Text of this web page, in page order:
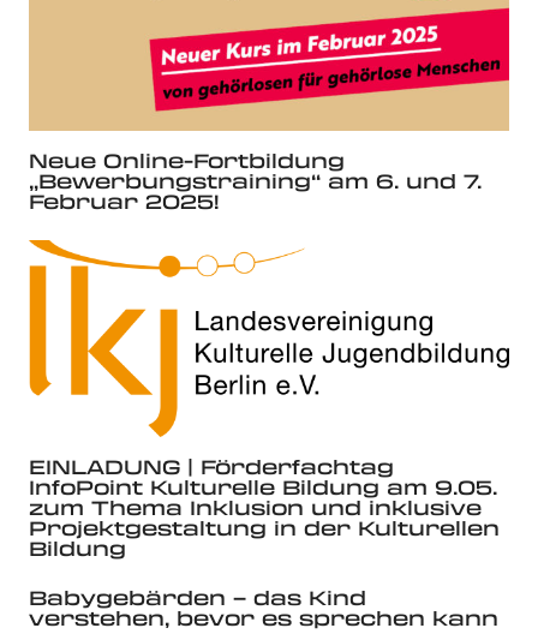
Neue Online-Fortbildung
„Bewerbungstraining“ am 6. und 7.
Februar 2025!
EINLADUNG | Förderfachtag
InfoPoint Kulturelle Bildung am 9.05.
zum Thema Inklusion und inklusive
Projektgestaltung in der Kulturellen
Bildung
Babygebärden – das Kind
verstehen, bevor es sprechen kann